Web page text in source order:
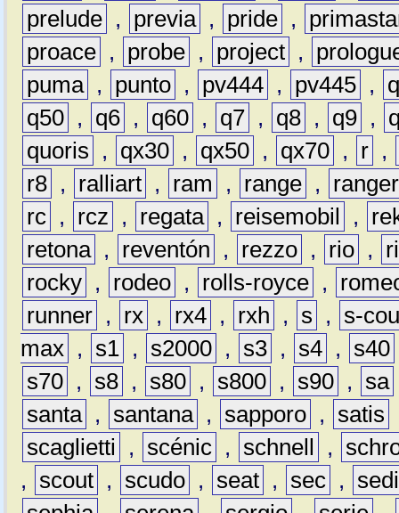
prelude , previa , pride ,
proace , probe , project ,
puma , punto , pv444 , pv445 ,
q50 , q6 , q60 , q7 , q8 , q9 ,
quoris
, qx30 , qx50 , qx70 , r ,
r8 , ralliart , ram , range ,
ranger
rc , rcz , regata , reisemobil ,
retona , reventón , rezzo , rio ,
rocky , rodeo , rolls-royce ,
runner , rx , rx4 , rxh , s ,
s-
max , s1 , s2000 , s3 , s4 , s40
s70 , s8 , s80 , s800 , s90 , sa
santa , santana , sapporo , satis
scaglietti
, scénic , schnell ,
,
scout , scudo , seat , sec ,